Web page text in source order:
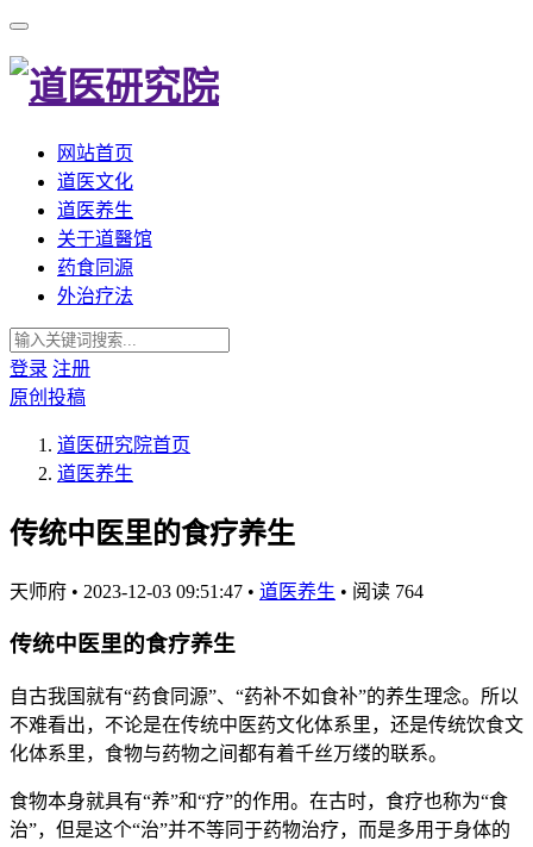
网站首页
道医文化
道医养生
关于道醫馆
药食同源
外治疗法
登录 注册
原创投稿
道医研究院首页
道医养生
传统中医里的食疗养生
天师府 • 2023-12-03 09:51:47 • 道医养生 • 阅读 764
传统中医里的食疗养生
自古我国就有“药食同源”、“药补不如食补”的养生理念。所以
不难看出，不论是在传统中医药文化体系里，还是传统饮食文
化体系里，食物与药物之间都有着千丝万缕的联系。
食物本身就具有“养”和“疗”的作用。在古时，食疗也称为“食
治”，但是这个“治”并不等同于药物治疗，而是多用于身体的